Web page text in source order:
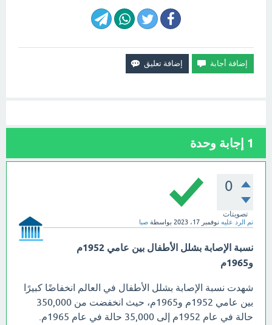
1 إجابة وحدة
0
تصويتات
تم الرد عليه نوفمبر 17، 2023 بواسطة صبا
نسبة الإصابة بشلل الأطفال بين عامي 1952م
و1965م
شهدت نسبة الإصابة بشلل الأطفال في العالم انخفاضًا كبيرًا
بين عامي 1952م و1965م، حيث انخفضت من 350,000
حالة في عام 1952م إلى 35,000 حالة في عام 1965م.